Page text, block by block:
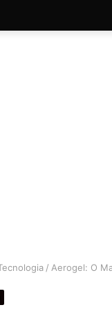
/ Aerogel: O